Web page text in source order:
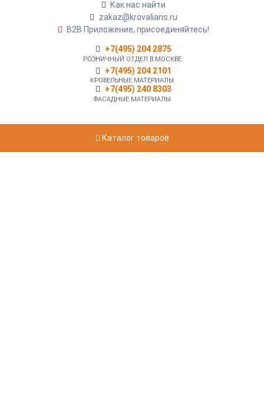
Как нас найти
zakaz@krovalians.ru
B2B Приложение, присоединяйтесь!
+7(495) 204 2875
РОЗНИЧНЫЙ ОТДЕЛ В МОСКВЕ
+7(495) 204 2101
КРОВЕЛЬНЫЕ МАТЕРИАЛЫ
+7(495) 240 8303
ФАСАДНЫЕ МАТЕРИАЛЫ
Каталог товаров